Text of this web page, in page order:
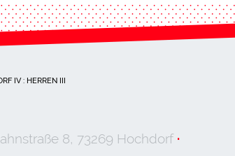
IV : HERREN III
8, 73269 Hochdorf ·